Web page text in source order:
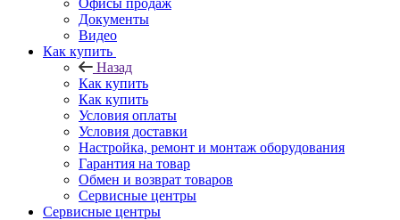
Офисы продаж
Документы
Видео
Как купить
Назад
Как купить
Как купить
Условия оплаты
Условия доставки
Настройка, ремонт и монтаж оборудования
Гарантия на товар
Обмен и возврат товаров
Сервисные центры
Сервисные центры